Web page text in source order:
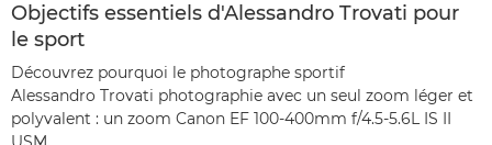
Objectifs essentiels d'Alessandro Trovati pour
le sport
Découvrez pourquoi le photographe sportif
Alessandro Trovati photographie avec un seul zoom léger et
polyvalent : un zoom Canon EF 100-400mm f/4.5-5.6L IS II